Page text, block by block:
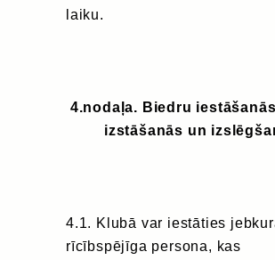
laiku.
4.nodaļa. Biedru
izstāšanās un
4.1. Klubā var iestāties
rīcībspējīga persona, kas